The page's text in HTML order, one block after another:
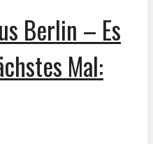
Berlin – Es
Mal: